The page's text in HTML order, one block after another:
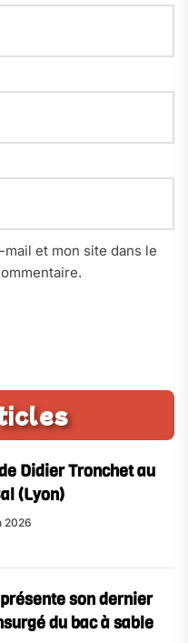
et mon site dans le
Didier Tronchet au
(Lyon)
2026
son dernier
du bac à sable